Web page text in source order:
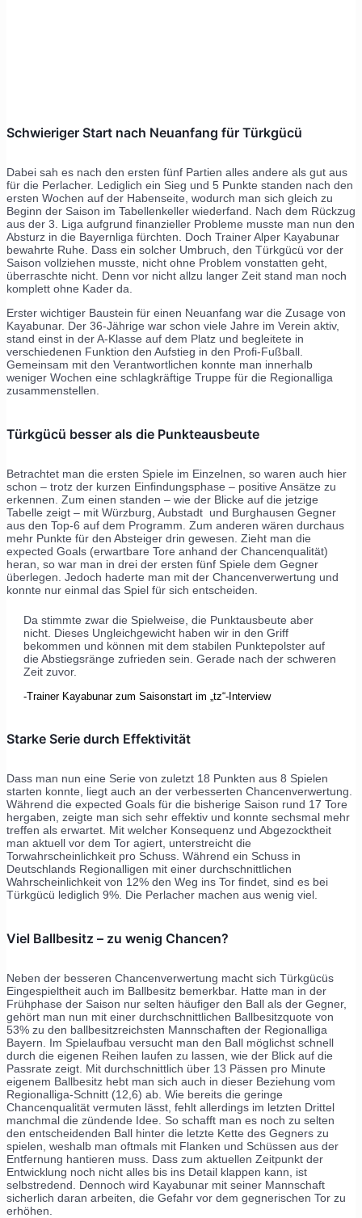
Schwieriger Start nach Neuanfang für Türkgücü
Dabei sah es nach den ersten fünf Partien alles andere als gut aus
für die Perlacher. Lediglich ein Sieg und 5 Punkte standen nach den
ersten Wochen auf der Habenseite, wodurch man sich gleich zu
Beginn der Saison im Tabellenkeller wiederfand. Nach dem Rückzug
aus der 3. Liga aufgrund finanzieller Probleme musste man nun den
Absturz in die Bayernliga fürchten. Doch Trainer Alper Kayabunar
bewahrte Ruhe. Dass ein solcher Umbruch, den Türkgücü vor der
Saison vollziehen musste, nicht ohne Problem vonstatten geht,
überraschte nicht. Denn vor nicht allzu langer Zeit stand man noch
komplett ohne Kader da.
Erster wichtiger Baustein für einen Neuanfang war die Zusage von
Kayabunar. Der 36-Jährige war schon viele Jahre im Verein aktiv,
stand einst in der A-Klasse auf dem Platz und begleitete in
verschiedenen Funktion den Aufstieg in den Profi-Fußball.
Gemeinsam mit den Verantwortlichen konnte man innerhalb
weniger Wochen eine schlagkräftige Truppe für die Regionalliga
zusammenstellen.
Türkgücü besser als die Punkteausbeute
Betrachtet man die ersten Spiele im Einzelnen, so waren auch hier
schon – trotz der kurzen Einfindungsphase – positive Ansätze zu
erkennen. Zum einen standen – wie der Blicke auf die jetzige
Tabelle zeigt – mit Würzburg, Aubstadt und Burghausen Gegner
aus den Top-6 auf dem Programm. Zum anderen wären durchaus
mehr Punkte für den Absteiger drin gewesen. Zieht man die
expected Goals (erwartbare Tore anhand der Chancenqualität)
heran, so war man in drei der ersten fünf Spiele dem Gegner
überlegen. Jedoch haderte man mit der Chancenverwertung und
konnte nur einmal das Spiel für sich entscheiden.
Da stimmte zwar die Spielweise, die Punktausbeute aber
nicht. Dieses Ungleichgewicht haben wir in den Griff
bekommen und können mit dem stabilen Punktepolster auf
die Abstiegsränge zufrieden sein. Gerade nach der schweren
Zeit zuvor.
-Trainer Kayabunar zum Saisonstart im „tz“-Interview
Starke Serie durch Effektivität
Dass man nun eine Serie von zuletzt 18 Punkten aus 8 Spielen
starten konnte, liegt auch an der verbesserten Chancenverwertung.
Während die expected Goals für die bisherige Saison rund 17 Tore
hergaben, zeigte man sich sehr effektiv und konnte sechsmal mehr
treffen als erwartet. Mit welcher Konsequenz und Abgezocktheit
man aktuell vor dem Tor agiert, unterstreicht die
Torwahrscheinlichkeit pro Schuss. Während ein Schuss in
Deutschlands Regionalligen mit einer durchschnittlichen
Wahrscheinlichkeit von 12% den Weg ins Tor findet, sind es bei
Türkgücü lediglich 9%. Die Perlacher machen aus wenig viel.
Viel Ballbesitz – zu wenig Chancen?
Neben der besseren Chancenverwertung macht sich Türkgücüs
Eingespieltheit auch im Ballbesitz bemerkbar. Hatte man in der
Frühphase der Saison nur selten häufiger den Ball als der Gegner,
gehört man nun mit einer durchschnittlichen Ballbesitzquote von
53% zu den ballbesitzreichsten Mannschaften der Regionalliga
Bayern. Im Spielaufbau versucht man den Ball möglichst schnell
durch die eigenen Reihen laufen zu lassen, wie der Blick auf die
Passrate zeigt. Mit durchschnittlich über 13 Pässen pro Minute
eigenem Ballbesitz hebt man sich auch in dieser Beziehung vom
Regionalliga-Schnitt (12,6) ab. Wie bereits die geringe
Chancenqualität vermuten lässt, fehlt allerdings im letzten Drittel
manchmal die zündende Idee. So schafft man es noch zu selten
den entscheidenden Ball hinter die letzte Kette des Gegners zu
spielen, weshalb man oftmals mit Flanken und Schüssen aus der
Entfernung hantieren muss. Dass zum aktuellen Zeitpunkt der
Entwicklung noch nicht alles bis ins Detail klappen kann, ist
selbstredend. Dennoch wird Kayabunar mit seiner Mannschaft
sicherlich daran arbeiten, die Gefahr vor dem gegnerischen Tor zu
erhöhen.